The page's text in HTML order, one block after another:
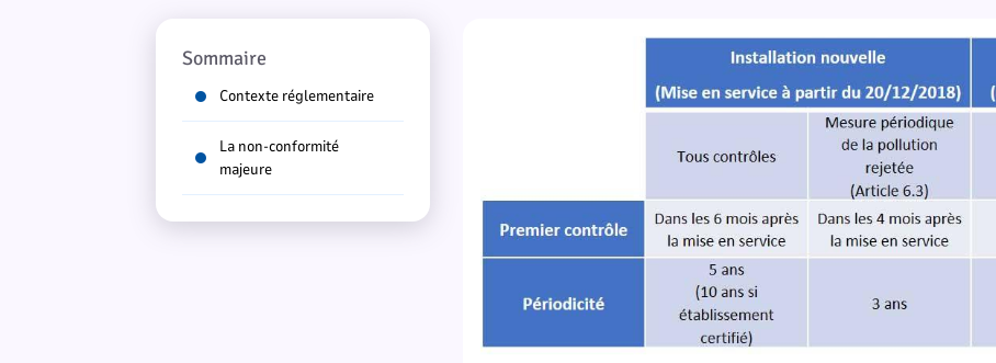
Sommaire
Contexte réglementaire
La non-conformité
majeure